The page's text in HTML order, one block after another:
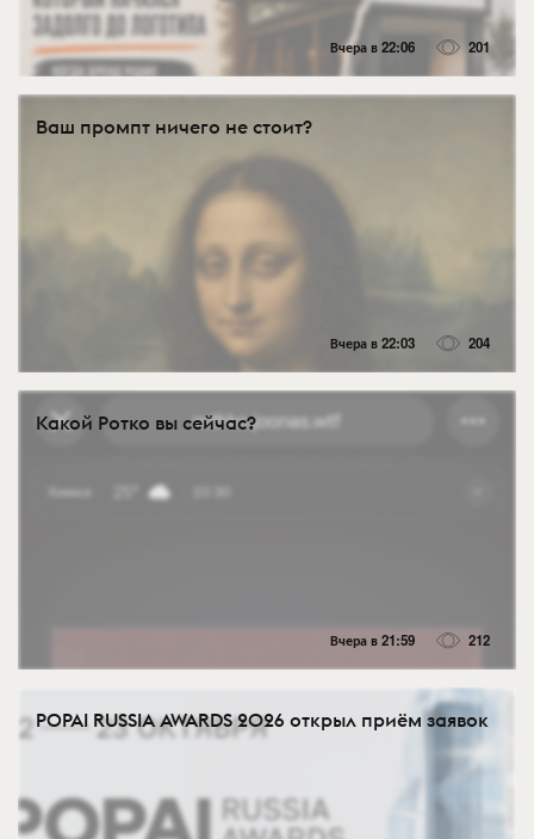
Вчера в 22:06 201
Ваш промпт ничего не стоит?
Вчера в 22:03 204
Какой Ротко вы сейчас?
Вчера в 21:59 212
POPAI RUSSIA AWARDS 2026 открыл приём заявок